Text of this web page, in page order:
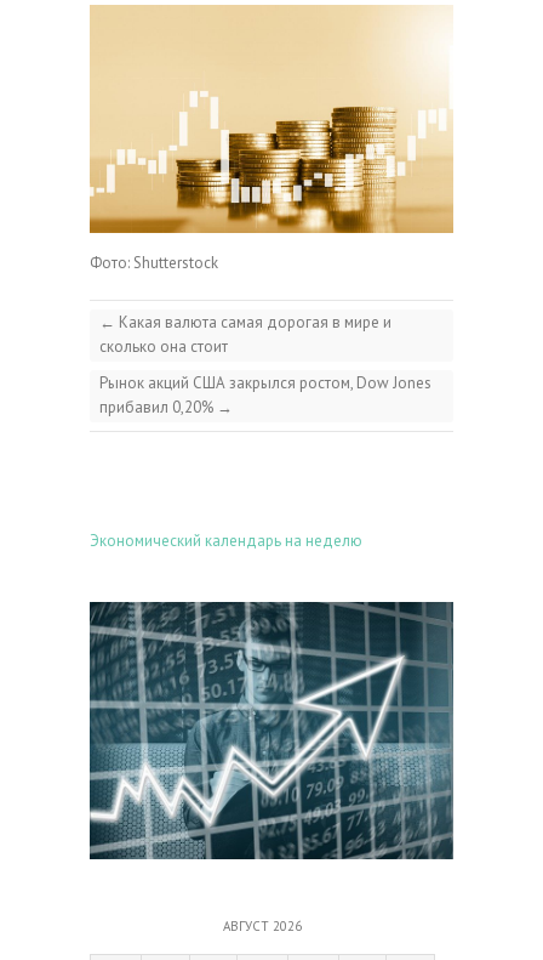
Фото: Shutterstock
← Какая валюта самая дорогая в мире и
сколько она стоит
Рынок акций США закрылся ростом, Dow Jones
прибавил 0,20% →
Экономический календарь на неделю
АВГУСТ 2026